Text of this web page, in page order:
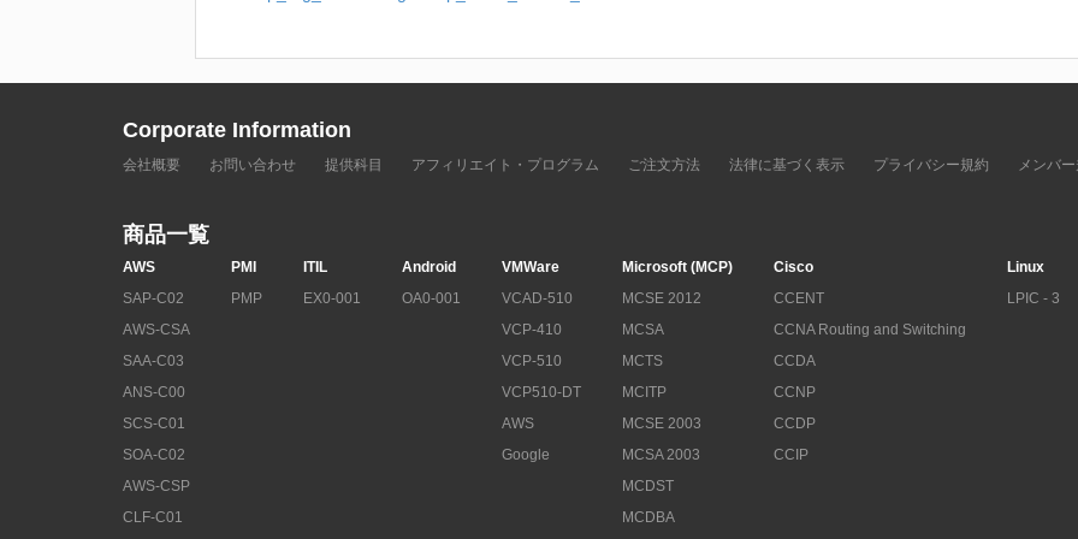
Corporate Information
会社概要 お問い合わせ 提供科目 アフィリエイト・プログラム ご注文方法 法律に基づく表示 プライバシー規約 メンバ
商品一覧
AWS
SAP-C02
AWS-CSA
SAA-C03
ANS-C00
SCS-C01
SOA-C02
AWS-CSP
CLF-C01
PMI
PMP
ITIL
EX0-001
Android
OA0-001
VMWare
VCAD-510
VCP-410
VCP-510
VCP510-DT
AWS
Google
Microsoft (MCP)
MCSE 2012
MCSA
MCTS
MCITP
MCSE 2003
MCSA 2003
MCDST
MCDBA
Cisco
CCENT
CCNA Routing and Switching
CCDA
CCNP
CCDP
CCIP
Linux
LPIC - 3